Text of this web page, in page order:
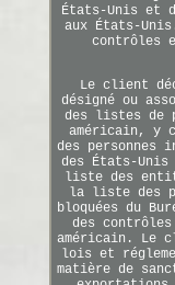
États-Unis et
aux États-
contrôles
Le client
désigné ou
des listes de
américain, y
des personnes
des États-
liste des
la liste des
bloquées du
des contrôles
américain. Le
lois et
matière de